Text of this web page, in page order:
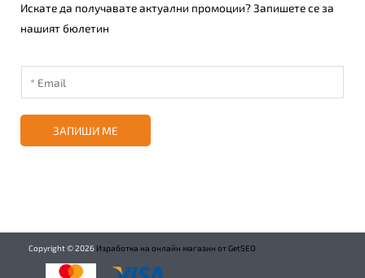
Искате да получавате актуални промоции? Запишете се за
нашият бюлетин
ЗАПИШИ МЕ
Copyright ©2026 Изработка на онлайн магазин от GetSEO